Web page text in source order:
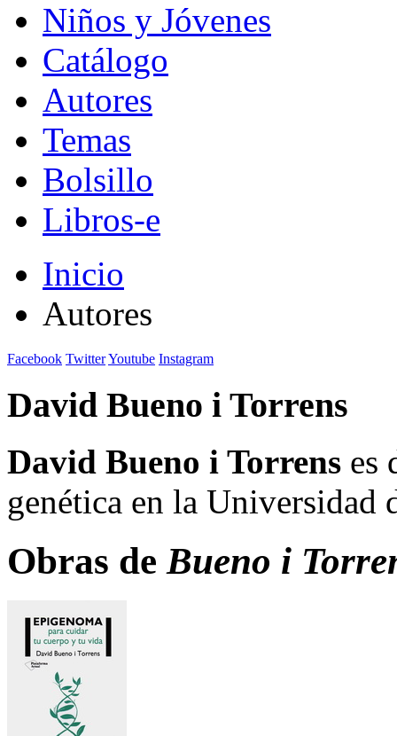
Niños y Jóvenes
Catálogo
Autores
Temas
Bolsillo
Libros-e
Inicio
Autores
Facebook TwitterYoutube Instagram
David Bueno i Torrens
David Bueno i Torrens es
genética en la Universidad
Obras deBueno i